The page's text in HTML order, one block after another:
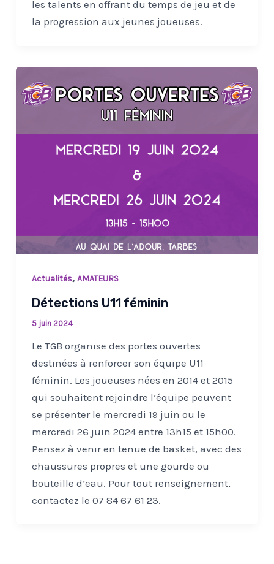
les talents en offrant du temps de jeu et de
la progression aux jeunes joueuses.
Actualités, AMATEURS
Détections U11 féminin
5 juin 2024
Le TGB organise des portes ouvertes
destinées à renforcer son équipe U11
féminin. Les joueuses nées en 2014 et 2015
qui souhaitent rejoindre l’équipe peuvent
se présenter le mercredi 19 juin ou le
mercredi 26 juin 2024 entre 13h15 et 15h00.
Pensez à venir en tenue de basket, avec des
chaussures propres et une gourde ou
bouteille d’eau. Pour tout renseignement,
contactez le 07 84 67 61 23.